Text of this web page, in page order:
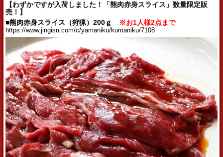
【わずかですが入荷しました！「熊肉赤身スライス」数量限定販
売！】
■熊肉赤身スライス（狩猟）200ｇ
※お1人様2点まで
https://www.jingisu.com/c/yamaniku/kumaniku/7108